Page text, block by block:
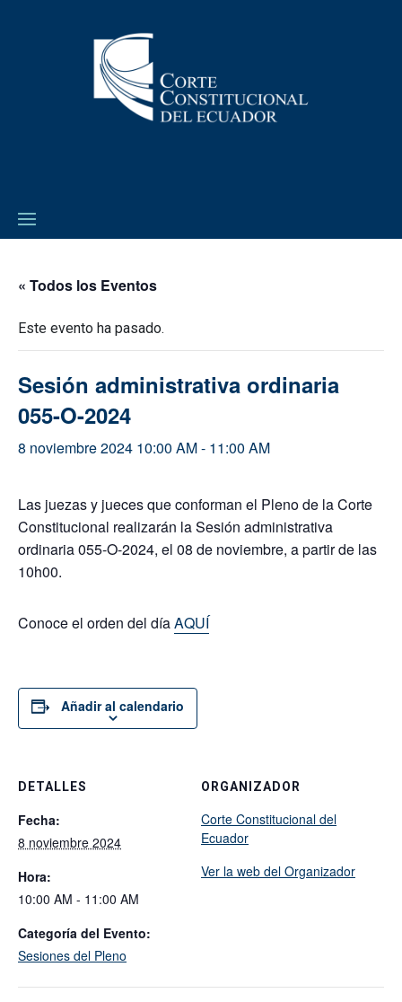
« Todos los Eventos
Este evento ha pasado.
Sesión administrativa ordinaria
055-O-2024
8 noviembre 2024 10:00 AM- 11:00 AM
Las juezas y jueces que conforman el Pleno de la Corte
Constitucional realizarán la Sesión administrativa
ordinaria 055-O-2024, el 08 de noviembre, a partir de las
10h00.
Conoce el orden del díaAQUÍ
Añadir al calendario
DETALLES
Fecha:
8 noviembre 2024
Hora:
10:00 AM - 11:00 AM
Categoría del Evento:
Sesiones del Pleno
ORGANIZADOR
Corte Constitucional del
Ecuador
Ver la web del Organizador